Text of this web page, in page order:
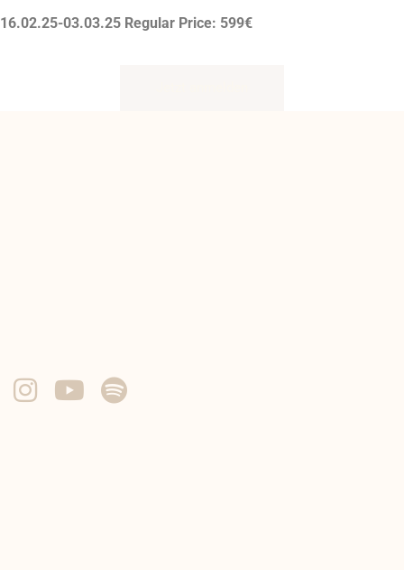
16.02.25-03.03.25 Regular Price: 599€